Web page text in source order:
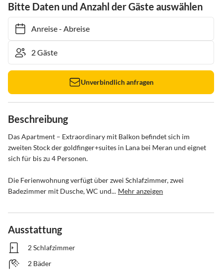
Bitte Daten und Anzahl der Gäste auswählen
Anreise- Abreise
Unverbindlich anfragen
Beschreibung
Das Apartment – Extraordinary mit Balkon befindet sich im
zweiten Stock der goldfinger+suites in Lana bei Meran und eignet
sich für bis zu 4 Personen.
Die Ferienwohnung verfügt über zwei Schlafzimmer, zwei
Badezimmer mit Dusche, WC und... Mehr anzeigen
Ausstattung
2 Schlafzimmer
2 Bäder